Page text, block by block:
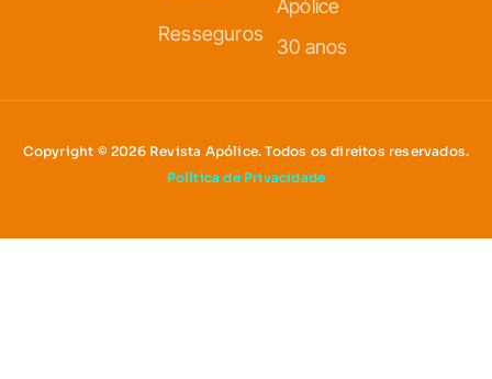
Resseguros
Apólice
30 anos
Copyright © 2026 Revista Apólice. Todos os direitos reservados.
Política de Privacidade